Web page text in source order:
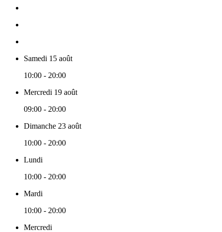
Samedi 15 août
10:00 - 20:00
Mercredi 19 août
09:00 - 20:00
Dimanche 23 août
10:00 - 20:00
Lundi
10:00 - 20:00
Mardi
10:00 - 20:00
Mercredi